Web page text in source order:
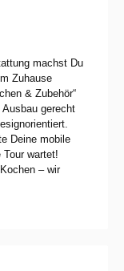
machst Du
Zuhause
& Zubehör“
gerecht
Deine mobile
wartet!
– wir